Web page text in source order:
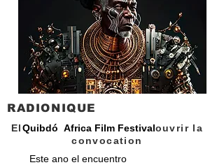
RADIONIQUE
ElQuibdó Africa Film Festivalouvrir la
convocation
Este ano el encuentro